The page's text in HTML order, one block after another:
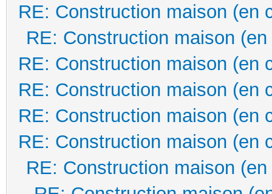
RE: Construction maison (en
RE: Construction maison
RE: Construction maison (en
RE: Construction maison (en
RE: Construction maison (en
RE: Construction maison (en
RE: Construction maison